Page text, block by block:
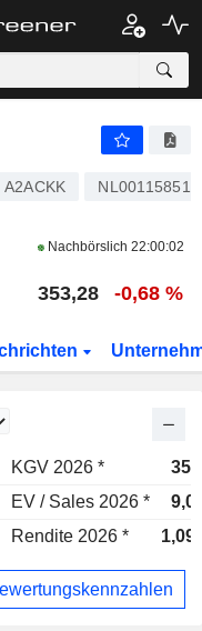
A2ACKK
Nachbörslich 22:00:02
353,28 -0,68 %
KGV 2026 *
EV / Sales 2026 *
Rendite 2026 * 1,09